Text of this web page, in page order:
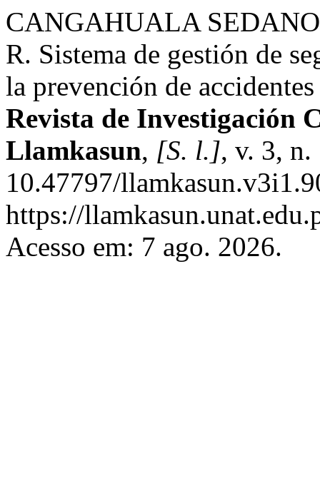
CANGAHUALA
R. Sistema de gestión de
la prevención de
Revista de Investigación
Llamkasun, [S. l.], v. 3,
10.47797/
https://
Acesso em: 7 ago. 2026.